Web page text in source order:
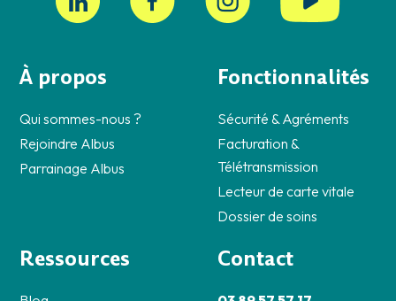
À propos
Qui sommes-nous ?
Rejoindre Albus
Parrainage Albus
Fonctionnalités
Sécurité & Agréments
Facturation &
Télétransmission
Lecteur de carte vitale
Dossier de soins
Ressources Contact